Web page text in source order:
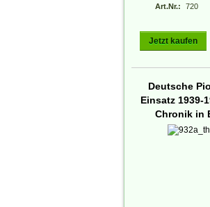
Art.Nr.: 720
Jetzt kaufen
Deutsche
Einsatz 1939-
Chronik in